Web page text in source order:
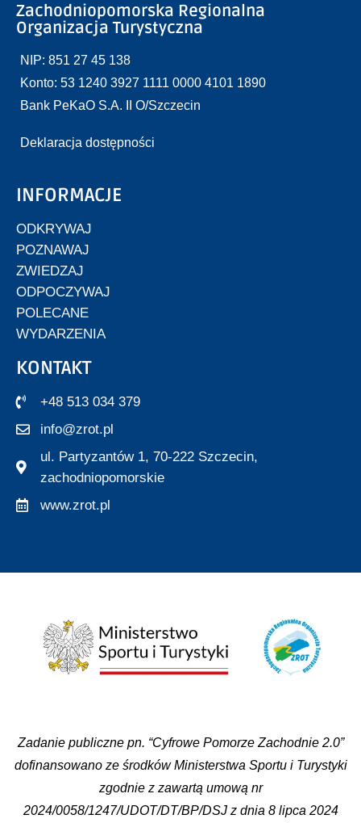
Zachodniopomorska Regionalna
Organizacja Turystyczna
NIP: 851 27 45 138
Konto: 53 1240 3927 1111 0000 4101 1890
Bank PeKaO S.A. II O/Szczecin
Deklaracja dostępności
INFORMACJE
ODKRYWAJ
POZNAWAJ
ZWIEDZAJ
ODPOCZYWAJ
POLECANE
WYDARZENIA
KONTAKT
+48 513 034 379
info@zrot.pl
ul. Partyzantów 1, 70-222 Szczecin,
zachodniopomorskie
www.zrot.pl
Zadanie publiczne pn. “Cyfrowe Pomorze Zachodnie 2.0”
dofinansowano ze środków Ministerstwa Sportu i Turystyki
zgodnie z zawartą umową nr
2024/0058/1247/UDOT/DT/BP/DSJ z dnia 8 lipca 2024